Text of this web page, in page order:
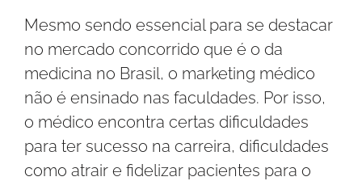
Mesmo sendo essencial para se destacar
no mercado concorrido que é o da
medicina no Brasil, o marketing médico
não é ensinado nas faculdades. Por isso,
o médico encontra certas dificuldades
para ter sucesso na carreira, dificuldades
como atrair e fidelizar pacientes para o